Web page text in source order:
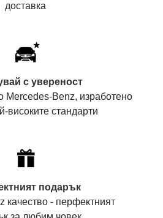
доставка
с увереност
Mercedes-Benz, изработено
високите стандарти
подарък
качество - перфектният